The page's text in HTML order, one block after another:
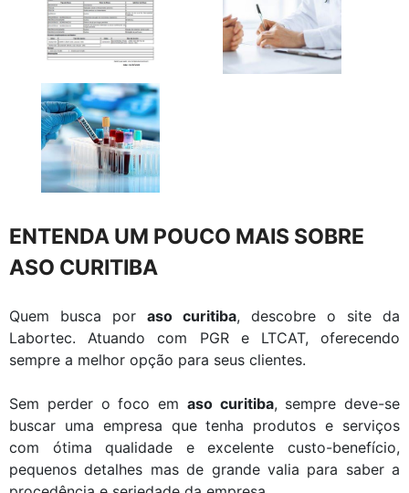
ENTENDA UM POUCO MAIS SOBRE
ASO CURITIBA
Quem busca por aso curitiba, descobre o site da
Labortec. Atuando com PGR e LTCAT, oferecendo
sempre a melhor opção para seus clientes.
Sem perder o foco em aso curitiba, sempre deve-se
buscar uma empresa que tenha produtos e serviços
com ótima qualidade e excelente custo-benefício,
pequenos detalhes mas de grande valia para saber a